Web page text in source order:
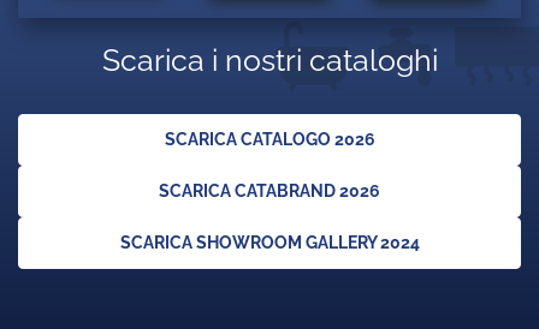
Scarica i nostri cataloghi
SCARICA CATALOGO 2026
SCARICA CATABRAND 2026
SCARICA SHOWROOM GALLERY 2024